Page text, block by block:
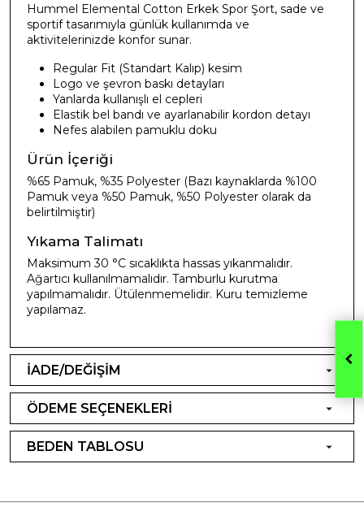
Hummel Elemental Cotton Erkek Spor Şort, sade ve
sportif tasarımıyla günlük kullanımda ve
aktivitelerinizde konfor sunar.
Regular Fit (Standart Kalıp) kesim
Logo ve şevron baskı detayları
Yanlarda kullanışlı el cepleri
Elastik bel bandı ve ayarlanabilir kordon detayı
Nefes alabilen pamuklu doku
Ürün İçeriği
%65 Pamuk, %35 Polyester (Bazı kaynaklarda %100
Pamuk veya %50 Pamuk, %50 Polyester olarak da
belirtilmiştir)
Yıkama Talimatı
Maksimum 30 °C sıcaklıkta hassas yıkanmalıdır.
Ağartıcı kullanılmamalıdır. Tamburlu kurutma
yapılmamalıdır. Ütülenmemelidir. Kuru temizleme
yapılamaz.
İADE/DEĞİŞİM
ÖDEME SEÇENEKLERİ
BEDEN TABLOSU